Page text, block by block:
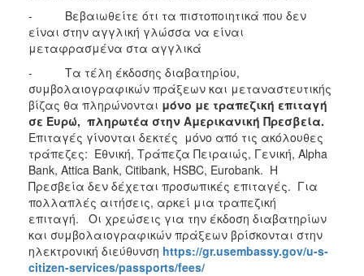
- Βεβαιωθείτε ότι τα πιστοποιητικά που δεν
είναι στην αγγλική γλώσσα να είναι
μεταφρασμένα στα αγγλικά
- Τα τέλη έκδοσης διαβατηρίου,
συμβολαιογραφικών πράξεων και μεταναστευτικής
βίζας θα πληρώνονται μόνο με τραπεζική επιταγή
σε Ευρώ, πληρωτέα στην Αμερικανική Πρεσβεία.
Επιταγές γίνονται δεκτές μόνο από τις ακόλουθες
τράπεζες: Εθνική, Τράπεζα Πειραιώς, Γενική, Alpha
Bank, Attica Bank, Citibank, HSBC, Eurobank. Η
Πρεσβεία δεν δέχεται προσωπικές επιταγές. Για
πολλαπλές αιτήσεις, αρκεί μια τραπεζική
επιταγή. Οι χρεώσεις για την έκδοση διαβατηρίων
και συμβολαιογραφικών πράξεων βρίσκονται στην
ηλεκτρονική διεύθυνση https://gr.usembassy.gov/u-s-
citizen-services/passports/fees/